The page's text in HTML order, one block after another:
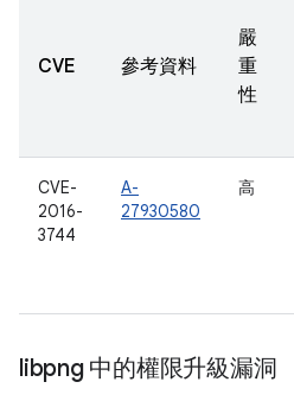
CVE 參考資料
嚴
重
性
CVE-
2016-
3744
A-
27930580
高
libpng 中的權限升級漏洞